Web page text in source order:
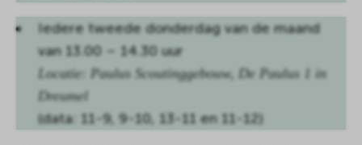
Iedere tweede donderdag van de maand
van 13.00 – 14.30 uur
Locatie: Paulus Scoutinggebouw, De Paulus 1 in
Dreumel
(data: 11-9, 9-10, 13-11 en 11-12)